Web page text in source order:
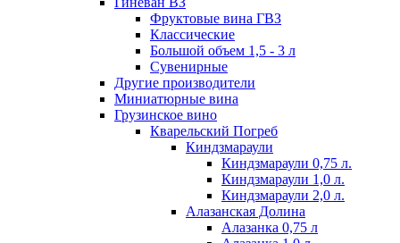
Фруктовые вина ГВЗ
Классические
Большой объем 1,5 - 3 л
Сувенирные
Другие производители
Миниатюрные вина
Грузинское вино
Кварельский Погреб
Киндзмараули
Киндзмараули 0,75 л.
Киндзмараули 1,0 л.
Киндзмараули 2,0 л.
Алазанская Долина
Алазанка 0,75 л